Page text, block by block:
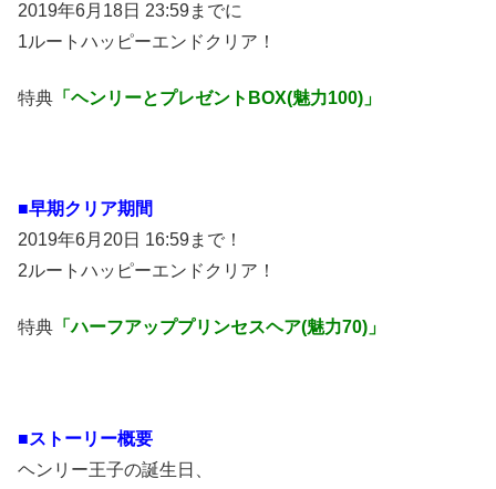
2019年6月18日 23:59までに
1ルートハッピーエンドクリア！
特典 「ヘンリーとプレゼントBOX(魅力100)」
■早期クリア期間
2019年6月20日 16:59まで！
2ルートハッピーエンドクリア！
特典 「ハーフアッププリンセスヘア(魅力70)」
■ストーリー概要
ヘンリー王子の誕生日、